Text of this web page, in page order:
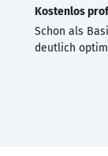
Kostenlos
Schon als
deutlich